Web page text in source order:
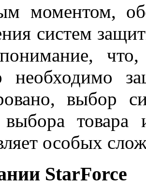
моментом,
систем
необходимо
выбор
выбора
особых
StarForce